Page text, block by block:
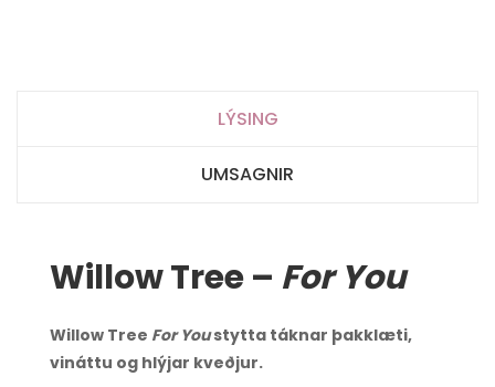
LÝSING
UMSAGNIR
Willow Tree – For You
Willow Tree For Youstytta táknar þakklæti,
vináttu og hlýjar kveðjur.